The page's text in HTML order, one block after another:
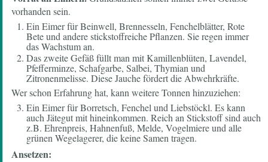
vorhanden sein.
Ein Eimer für Beinwell, Brennesseln, Fenchelblätter, Rote
Bete und andere stickstoffreiche Pflanzen. Sie regen immer
das Wachstum an.
Das zweite Gefäß füllt man mit Kamillenblüten, Lavendel,
Pfefferminze, Schafgarbe, Salbei, Thymian und
Zitronenmelisse. Diese Jauche fördert die Abwehrkräfte.
Wer schon Erfahrung hat, kann weitere Tonnen hinzuziehen:
Ein Eimer für Borretsch, Fenchel und Liebstöckl. Es kann
auch Jätegut mit hineinkommen. Reich an Stickstoff sind auch
z.B. Ehrenpreis, Hahnenfuß, Melde, Vogelmiere und alle
grünen Wegelagerer, die keine Samen tragen.
Ansetzen: